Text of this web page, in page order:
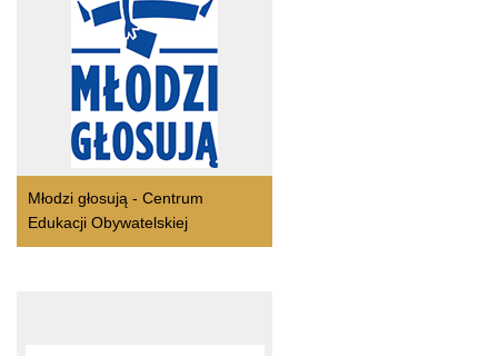
Młodzi głosują - Centrum
Edukacji Obywatelskiej